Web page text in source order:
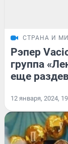
СТРАНА И
Рэпер
группа
еще
12 января, 2024,